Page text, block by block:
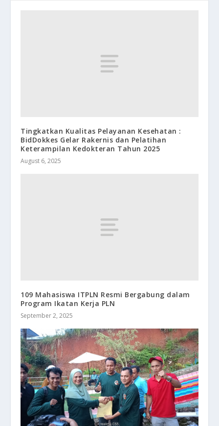
Tingkatkan Kualitas Pelayanan Kesehatan :
BidDokkes Gelar Rakernis dan Pelatihan
Keterampilan Kedokteran Tahun 2025
August 6, 2025
109 Mahasiswa ITPLN Resmi Bergabung dalam
Program Ikatan Kerja PLN
September 2, 2025